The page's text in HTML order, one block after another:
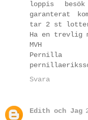
loppis
garanterat
tar 2 st
Ha en trevlig
MVH
Pernilla
Svara
Edith och Jag